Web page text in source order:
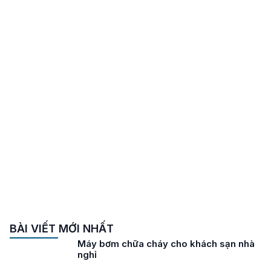
BÀI VIẾT MỚI NHẤT
Máy bơm chữa cháy cho khách sạn nhà
nghỉ